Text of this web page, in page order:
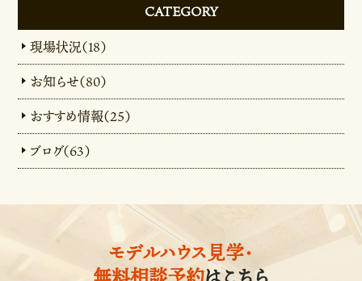
CATEGORY
現場状況（18）
お知らせ（80）
おすすめ情報（25）
ブログ（63）
モデルハウス見学・